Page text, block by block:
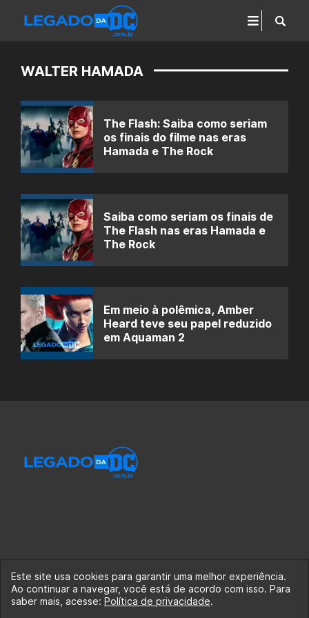
WALTER HAMADA
The Flash: Saiba como seriam
os finais do filme nas eras
Hamada e The Rock
Saiba como seriam os finais de
The Flash nas eras Hamada e
The Rock
Em meio à polêmica, Amber
Heard teve seu papel reduzido
em Aquaman 2
© 2020-2026 Legado da DC, uma empresa da Legado
Enterprises.
Este site usa cookies para garantir uma melhor experiência.
Ao continuar a navegar, você está de acordo com isso. Para
saber mais, acesse: Política de privacidade.